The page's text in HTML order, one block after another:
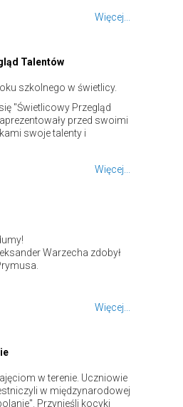
Więcej...
Talentów
szkolnego w świetlicy.
"Świetlicowy Przegląd
przed swoimi
swoje talenty i
Więcej...
Warzecha zdobył
Więcej...
w terenie. Uczniowie
w międzynarodowej
Przynieśli kocyki